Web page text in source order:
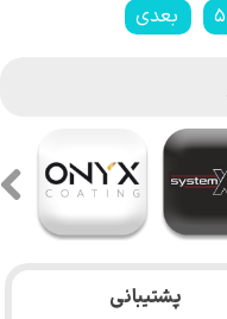
۵ بعدی
پشتیبانی